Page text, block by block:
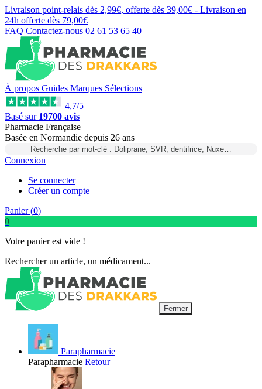
Livraison point-relais dès 2,99€, offerte dès 39,00€ - Livraison en
24h offerte dès 79,00€
FAQ Contactez-nous 02 61 53 65 40
À propos Guides Marques Sélections
4,7/5
Basé sur 19700 avis
Pharmacie Française
Basée en Normandie depuis 26 ans
Recherche par mot-clé : Doliprane, SVR, dentifrice, Nuxe…
Connexion
Se connecter
Créer un compte
Panier (0)
0
Votre panier est vide !
Rechercher un article, un médicament...
Fermer
Parapharmacie
Parapharmacie Retour